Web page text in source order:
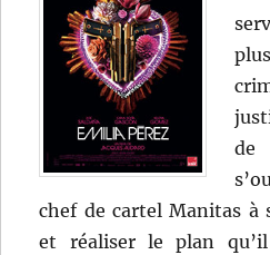
de
chef de cartel Manitas à
et réaliser le plan